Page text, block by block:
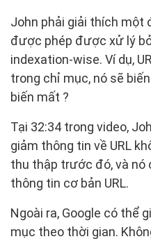
John phải giải thích một
được phép được xử lý
indexation-wise. Ví dụ,
trong chỉ mục, nó sẽ
biến mất ?
Tại 32:34 trong video,
giảm thông tin về URL
thu thập trước đó, và nó
thông tin cơ bản URL.
Ngoài ra, Google có thể
mục theo thời gian.